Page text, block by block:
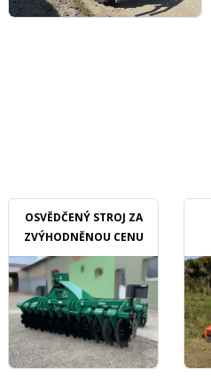
OSVĚDČENÝ STROJ ZA
ZVÝHODNĚNOU CENU